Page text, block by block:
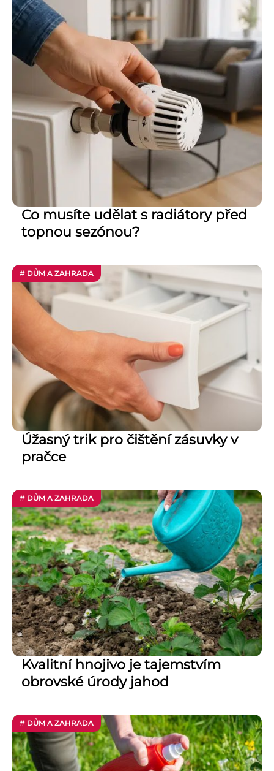
Co musíte udělat s radiátory před
topnou sezónou?
# DŮM A ZAHRADA
Úžasný trik pro čištění zásuvky v
pračce
# DŮM A ZAHRADA
Kvalitní hnojivo je tajemstvím
obrovské úrody jahod
# DŮM A ZAHRADA